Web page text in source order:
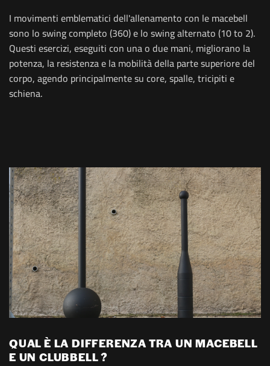
I movimenti emblematici dell'allenamento con le macebell
sono lo swing completo (360) e lo swing alternato (10 to 2).
Questi esercizi, eseguiti con una o due mani, migliorano la
potenza, la resistenza e la mobilità della parte superiore del
corpo, agendo principalmente su core, spalle, tricipiti e
schiena.
QUAL È LA DIFFERENZA TRA UN MACEBELL
E UN CLUBBELL ?